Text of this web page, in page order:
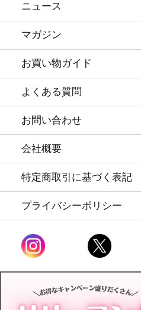
ニュース
マガジン
お買い物ガイド
よくある質問
お問い合わせ
会社概要
特定商取引に基づく表記
プライバシーポリシー